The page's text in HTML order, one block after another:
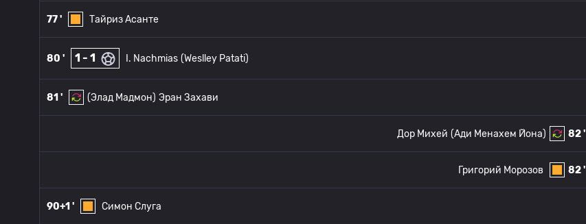
77 ' Тайриз Асанте
80 ' 1 - 1 I. Nachmias (Weslley Patati)
81 ' (Элад Мадмон) Эран Захави
82 '
(Ади Менахем Йона)
Дор Михей
82 '
Григорий Морозов
90+1 ' Симон Слуга